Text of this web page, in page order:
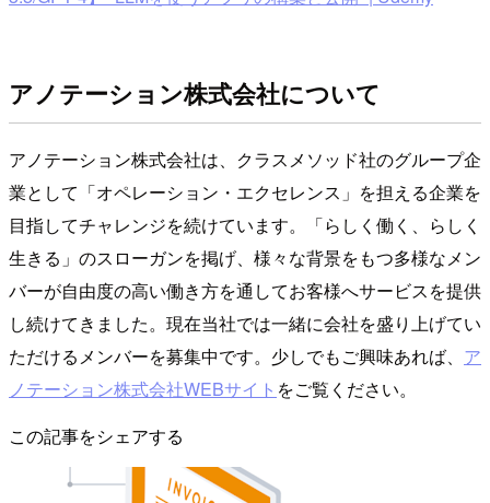
アノテーション株式会社について
アノテーション株式会社は、クラスメソッド社のグループ企
業として「オペレーション・エクセレンス」を担える企業を
目指してチャレンジを続けています。「らしく働く、らしく
生きる」のスローガンを掲げ、様々な背景をもつ多様なメン
バーが自由度の高い働き方を通してお客様へサービスを提供
し続けてきました。現在当社では一緒に会社を盛り上げてい
ただけるメンバーを募集中です。少しでもご興味あれば、 ア
ノテーション株式会社WEBサイト をご覧ください。
この記事をシェアする